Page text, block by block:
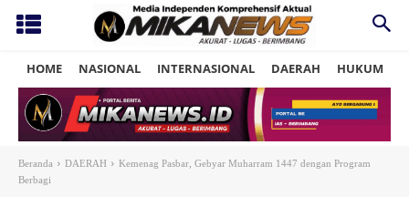
HOME NASIONAL INTERNASIONAL DAERAH HUKUM
Beranda DAERAH
Kemenag Pasbar, Gebyar Muharram 1447 dengan Program
Berbagi